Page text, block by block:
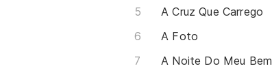
A Cruz Que Carrego
A Foto
A Noite Do Meu Bem